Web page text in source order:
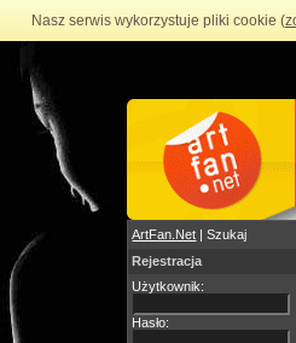
Nasz serwis wykorzystuje pliki cookie (
ArtFan.Net | Szukaj
Rejestracja
Użytkownik:
Hasło: